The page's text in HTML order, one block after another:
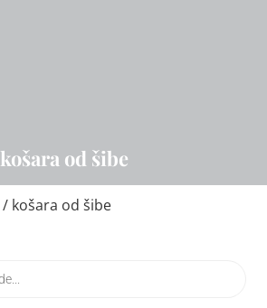
košara od šibe
/ košara od šibe